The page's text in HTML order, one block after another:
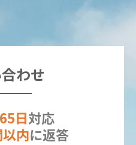
わせ
日対応
内に返答